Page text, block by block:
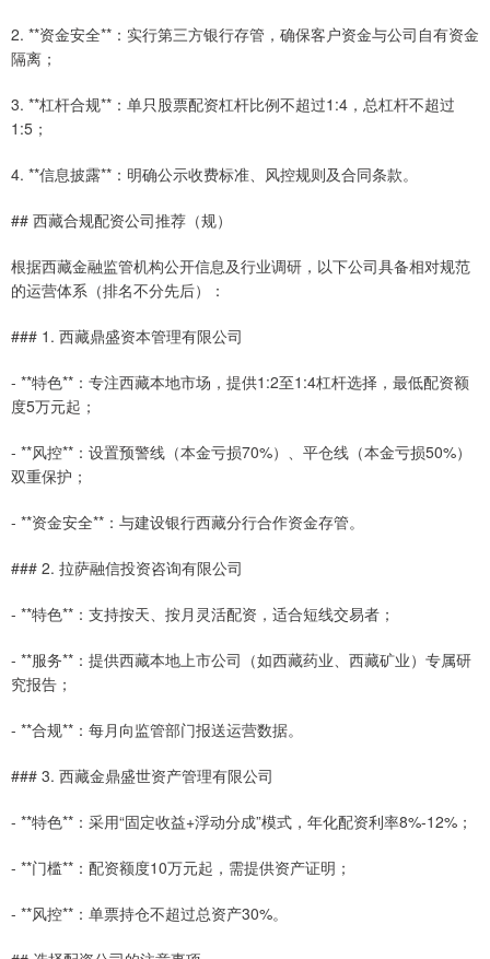
2. **资金安全**：实行第三方银行存管，确保客户资金与公司自有资金
隔离；
3. **杠杆合规**：单只股票配资杠杆比例不超过1:4，总杠杆不超过
1:5；
4. **信息披露**：明确公示收费标准、风控规则及合同条款。
## 西藏合规配资公司推荐（规）
根据西藏金融监管机构公开信息及行业调研，以下公司具备相对规范
的运营体系（排名不分先后）：
### 1. 西藏鼎盛资本管理有限公司
- **特色**：专注西藏本地市场，提供1:2至1:4杠杆选择，最低配资额
度5万元起；
- **风控**：设置预警线（本金亏损70%）、平仓线（本金亏损50%）
双重保护；
- **资金安全**：与建设银行西藏分行合作资金存管。
### 2. 拉萨融信投资咨询有限公司
- **特色**：支持按天、按月灵活配资，适合短线交易者；
- **服务**：提供西藏本地上市公司（如西藏药业、西藏矿业）专属研
究报告；
- **合规**：每月向监管部门报送运营数据。
### 3. 西藏金鼎盛世资产管理有限公司
- **特色**：采用“固定收益+浮动分成”模式，年化配资利率8%-12%；
- **门槛**：配资额度10万元起，需提供资产证明；
- **风控**：单票持仓不超过总资产30%。